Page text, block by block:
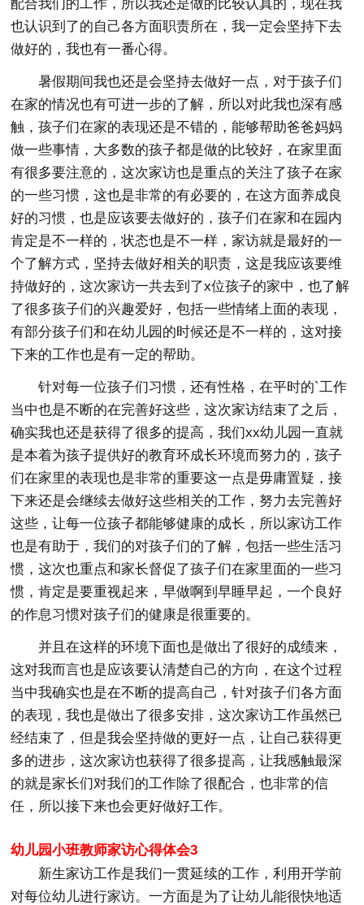
配合我们的工作，所以我还是做的比较认真的，现在我
也认识到了的自己各方面职责所在，我一定会坚持下去
做好的，我也有一番心得。
暑假期间我也还是会坚持去做好一点，对于孩子们
在家的情况也有可进一步的了解，所以对此我也深有感
触，孩子们在家的表现还是不错的，能够帮助爸爸妈妈
做一些事情，大多数的孩子都是做的比较好，在家里面
有很多要注意的，这次家访也是重点的关注了孩子在家
的一些习惯，这也是非常的有必要的，在这方面养成良
好的习惯，也是应该要去做好的，孩子们在家和在园内
肯定是不一样的，状态也是不一样，家访就是最好的一
个了解方式，坚持去做好相关的职责，这是我应该要维
持做好的，这次家访一共去到了x位孩子的家中，也了解
了很多孩子们的兴趣爱好，包括一些情绪上面的表现，
有部分孩子们和在幼儿园的时候还是不一样的，这对接
下来的工作也是有一定的帮助。
针对每一位孩子们习惯，还有性格，在平时的`工作
当中也是不断的在完善好这些，这次家访结束了之后，
确实我也还是获得了很多的提高，我们xx幼儿园一直就
是本着为孩子提供好的教育环成长环境而努力的，孩子
们在家里的表现也是非常的重要这一点是毋庸置疑，接
下来还是会继续去做好这些相关的工作，努力去完善好
这些，让每一位孩子都能够健康的成长，所以家访工作
也是有助于，我们的对孩子们的了解，包括一些生活习
惯，这次也重点和家长督促了孩子们在家里面的一些习
惯，肯定是要重视起来，早做啊到早睡早起，一个良好
的作息习惯对孩子们的健康是很重要的。
并且在这样的环境下面也是做出了很好的成绩来，
这对我而言也是应该要认清楚自己的方向，在这个过程
当中我确实也是在不断的提高自己，针对孩子们各方面
的表现，我也是做出了很多安排，这次家访工作虽然已
经结束了，但是我会坚持做的更好一点，让自己获得更
多的进步，这次家访也获得了很多提高，让我感触最深
的就是家长们对我们的工作除了很配合，也非常的信
任，所以接下来也会更好做好工作。
幼儿园小班教师家访心得体会3
新生家访工作是我们一贯延续的工作，利用开学前
对每位幼儿进行家访。一方面是为了让幼儿能很快地适